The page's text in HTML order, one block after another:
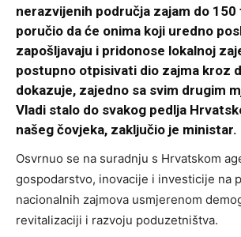
nerazvijenih područja zajam do 150
poručio da će onima koji uredno
zapošljavaju i pridonose lokalnoj
postupno otpisivati dio zajma kroz
dokazuje, zajedno sa svim drugim
Vladi stalo do svakog pedlja
našeg čovjeka, zaključio je ministar.
Osvrnuo se na suradnju s Hrvatskom
gospodarstvo, inovacije i investicije na
nacionalnih zajmova usmjerenom
revitalizaciji i razvoju poduzetništva.